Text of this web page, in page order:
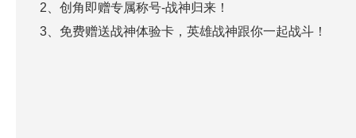
2、创角即赠专属称号-战神归来！
3、免费赠送战神体验卡，英雄战神跟你一起战斗！